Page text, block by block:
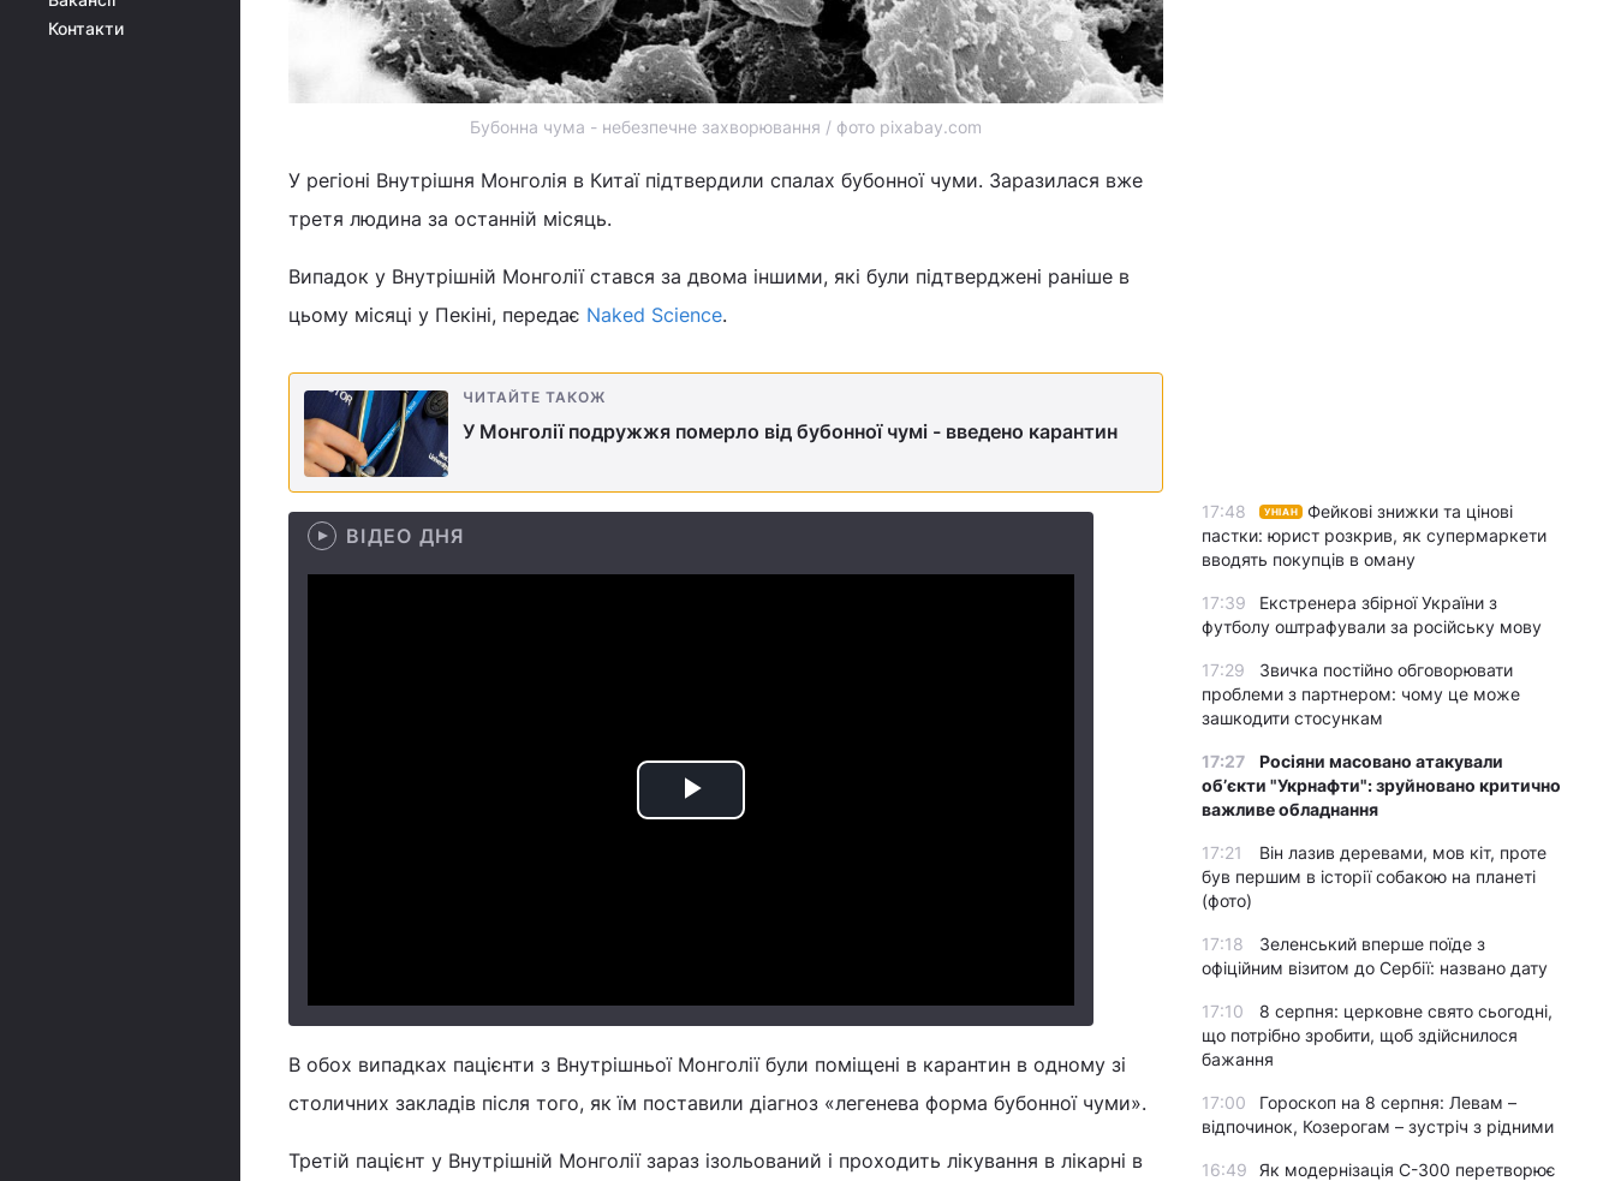
Контакти
Бубонна чума - небезпечне захворювання / фото pixabay.com
У регіоні Внутрішня Монголія в Китаї підтвердили спалах бубонної чуми. Заразилася вже
третя людина за останній місяць.
Випадок у Внутрішній Монголії стався за двома іншими, які були підтверджені раніше в
цьому місяці у Пекіні, передає Naked Science.
ЧИТАЙТЕ ТАКОЖ
У Монголії подружжя померло від бубонної чумі - введено карантин
ВІДЕО ДНЯ
Play
В обох випадках пацієнти з Внутрішньої Монголії були поміщені в карантин в одному зі
столичних закладів після того, як їм поставили діагноз «легенева форма бубонної чуми».
Третій пацієнт у Внутрішній Монголії зараз ізольований і проходить лікування в лікарні в
17:48 УНІАН
Фейкові знижки та цінові
пастки: юрист розкрив, як супермаркети
вводять покупців в оману
17:39
Екстренера збірної України з
футболу оштрафували за російську мову
17:29
Звичка постійно обговорювати
проблеми з партнером: чому це може
зашкодити стосункам
17:27
Росіяни масовано атакували
обʼєкти "Укрнафти": зруйновано критично
важливе обладнання
17:21
Він лазив деревами, мов кіт, проте
був першим в історії собакою на планеті
(фото)
17:18
Зеленський вперше поїде з
офіційним візитом до Сербії: названо дату
17:10
8 серпня: церковне свято сьогодні,
що потрібно зробити, щоб здійснилося
бажання
17:00
Гороскоп на 8 серпня: Левам –
відпочинок, Козерогам – зустріч з рідними
16:49
Як модернізація С-300 перетворює